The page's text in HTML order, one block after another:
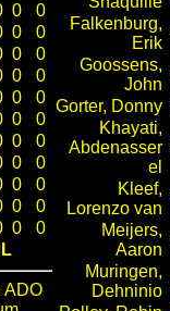
0
0
0
0
0
0
0
0
0
0
0
0
0
0
0
0
0
0
0
0
0
0
ADO
Falkenburg,
Erik
Goossens,
John
Gorter, Donny
Khayati,
Abdenasser
el
Kleef,
Lorenzo van
Meijers,
Aaron
Muringen,
Dehninio